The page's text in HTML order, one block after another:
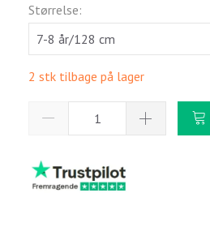
Størrelse:
2 stk tilbage på lager